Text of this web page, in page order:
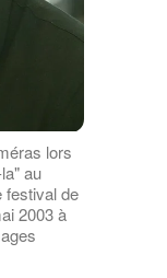
lors
au
festival de
2003 à